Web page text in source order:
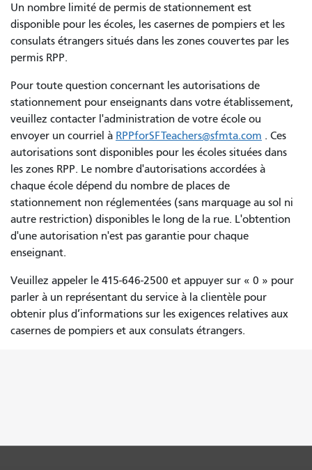
Un nombre limité de permis de stationnement est
disponible pour les écoles, les casernes de pompiers et les
consulats étrangers situés dans les zones couvertes par les
permis RPP.
Pour toute question concernant les autorisations de
stationnement pour enseignants dans votre établissement,
veuillez contacter l'administration de votre école ou
envoyer un courriel à RPPforSFTeachers@sfmta.com . Ces
autorisations sont disponibles pour les écoles situées dans
les zones RPP. Le nombre d'autorisations accordées à
chaque école dépend du nombre de places de
stationnement non réglementées (sans marquage au sol ni
autre restriction) disponibles le long de la rue. L'obtention
d'une autorisation n'est pas garantie pour chaque
enseignant.
Veuillez appeler le 415-646-2500 et appuyer sur « 0 » pour
parler à un représentant du service à la clientèle pour
obtenir plus d’informations sur les exigences relatives aux
casernes de pompiers et aux consulats étrangers.